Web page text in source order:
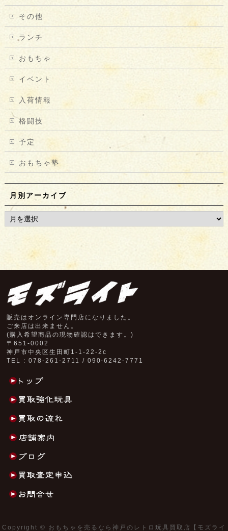
その他
ランチ
おもちゃ
イベント
入荷情報
格闘技
予定
おもちゃ塾
月別アーカイブ
販売はオンライン専門店になりました。
ご来店は出来ません。
(購入希望商品の現物確認はできます。)
〒651-0002
神戸市中央区生田町1-1-22-2c
TEL : 078-261-2711 / 090-6242-7771
Copyright © おもちゃを売るなら神戸のレトロ玩具買取店【モズライ